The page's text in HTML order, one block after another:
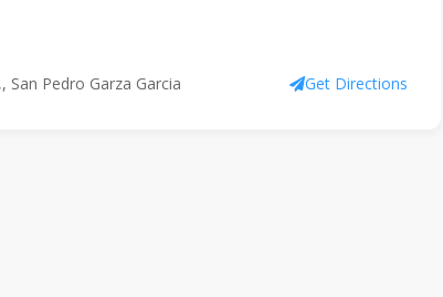
San Pedro Garza Garcia Get Directions